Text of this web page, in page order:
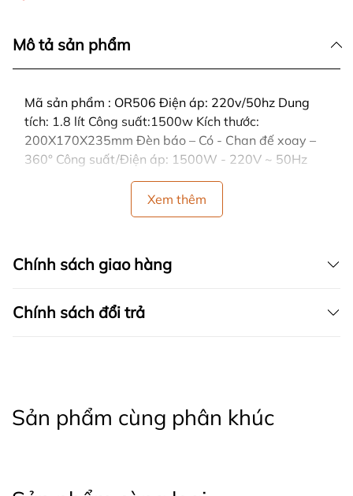
Mô tả sản phẩm
Mã sản phẩm : OR506 Điện áp: 220v/50hz Dung
tích: 1.8 lít Công suất:1500w Kích thước:
200X170X235mm Đèn báo – Có - Chan đế xoay –
360° Công suất/Điện áp: 1500W - 220V ~ 50Hz
Xem thêm
Chính sách giao hàng
Chính sách đổi trả
Sản phẩm cùng phân khúc